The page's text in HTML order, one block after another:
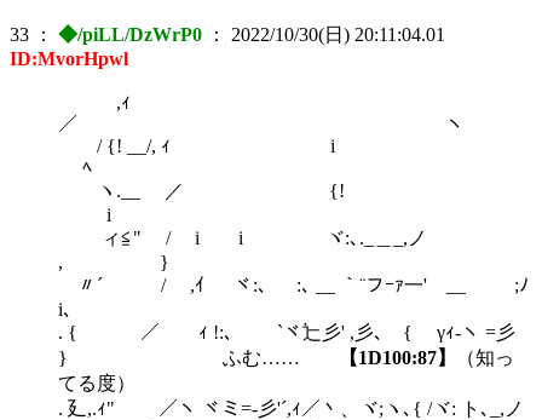
33 ： ◆/piLL/DzWrP0 ： 2022/10/30(日) 20:11:04.01
ID:MvorHpwl
,ｨ
／ ヽ
/ {! __/, ｨ i
ﾍ
ヽ.__ ／ {!
i
ィ≦" / i i ヾ:､._＿_,ノ
, }
〃´ / ,ｲ ヾ:､ :､ __ ｀¨フｰｧ一' __ ;ﾉ
i､
. { ／ ｨ !:､ `ヾ辷彡' ,彡､ { γｨ-ヽ =彡
} ふむ……
【1D100:87】
（知っ
てる度）
. 廴,.ｨ" ／ヽ ヾミ=-彡'´,ｨ／丶、ヾ;ヽ､{ /ヾ: ト､_,ノ